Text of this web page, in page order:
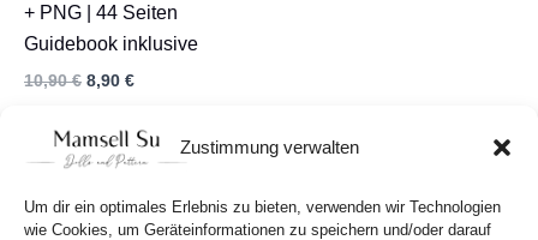
Zustimmung verwalten
Um dir ein optimales Erlebnis zu bieten, verwenden wir Technologien
wie Cookies, um Geräteinformationen zu speichern und/oder darauf
+ PNG | 44 Seiten
Guidebook inklusive
10,90€ Ursprünglicher
10,90 €
8,90 €Aktueller
8,90 €.
In den Warenkorb